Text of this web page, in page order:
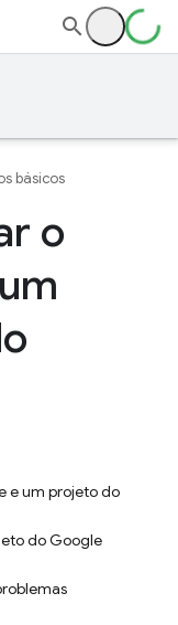
básicos
o
e um projeto do
do Google